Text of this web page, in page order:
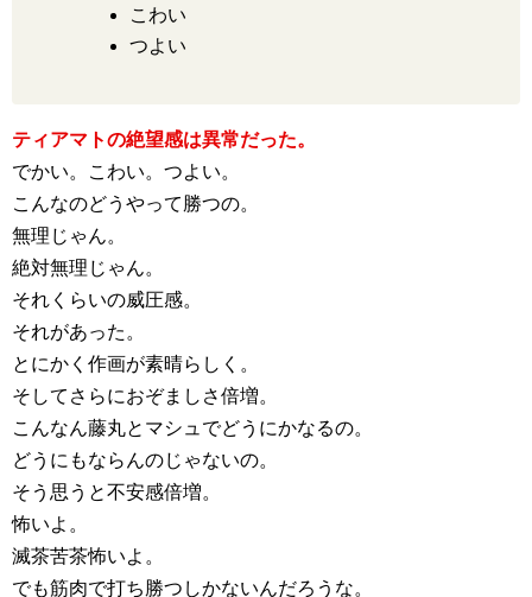
こわい
つよい
ティアマトの絶望感は異常だった。
でかい。こわい。つよい。
こんなのどうやって勝つの。
無理じゃん。
絶対無理じゃん。
それくらいの威圧感。
それがあった。
とにかく作画が素晴らしく。
そしてさらにおぞましさ倍増。
こんなん藤丸とマシュでどうにかなるの。
どうにもならんのじゃないの。
そう思うと不安感倍増。
怖いよ。
滅茶苦茶怖いよ。
でも筋肉で打ち勝つしかないんだろうな。